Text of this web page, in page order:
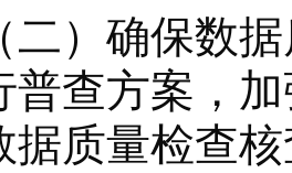
确保数据
普查方案，
据质量检查